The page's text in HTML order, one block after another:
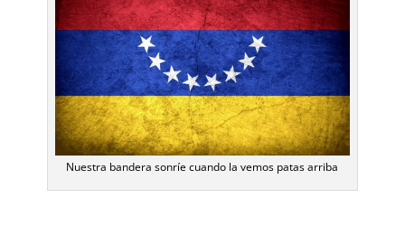
Nuestra bandera sonríe cuando la vemos patas arriba